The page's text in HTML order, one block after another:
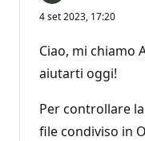
4 set 2023, 17:20
Ciao, mi chiamo
aiutarti oggi!
Per controllare
file condiviso in